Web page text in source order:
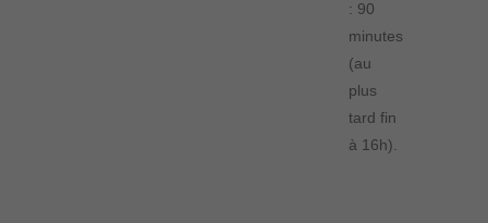
: 90
minutes
(au
plus
tard fin
à 16h).